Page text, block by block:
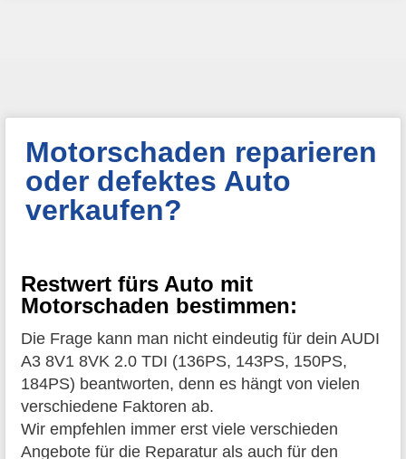
Motorschaden reparieren
oder defektes Auto
verkaufen?
Restwert fürs Auto mit
Motorschaden bestimmen:
Die Frage kann man nicht eindeutig für dein AUDI
A3 8V1 8VK 2.0 TDI (136PS, 143PS, 150PS,
184PS) beantworten, denn es hängt von vielen
verschiedene Faktoren ab.
Wir empfehlen immer erst viele verschieden
Angebote für die Reparatur als auch für den